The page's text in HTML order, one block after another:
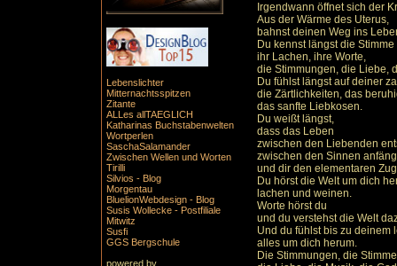
Lebenslichter
Mitternachtsspitzen
Zitante
ALLes allTAEGLICH
Katharinas Buchstabenwelten
Wortperlen
SaschaSalamander
Zwischen Wellen und Worten
Tirilli
Silvios - Blog
Morgentau
BluelionWebdesign - Blog
Susis Wollecke - Postfiliale
Mitwitz
Susfi
GGS Bergschule
powered by
Irgendwann öffnet sich der
Aus der Wärme des Uterus,
bahnst deinen Weg ins
Du kennst längst die Stimme
ihr Lachen, ihre Worte,
die Stimmungen, die Liebe,
Du fühlst längst auf deiner
die Zärtlichkeiten, das
das sanfte Liebkosen.
Du weißt längst,
dass das Leben
zwischen den Liebenden
zwischen den Sinnen
und dir den elementaren
Du hörst die Welt um dich
lachen und weinen.
Worte hörst du
und du verstehst die Welt
Und du fühlst bis zu deinem
alles um dich herum.
Die Stimmungen, die